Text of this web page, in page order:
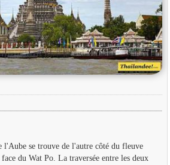
l'Aube se trouve de l'autre côté du fleuve
du Wat Po. La traversée entre les deux